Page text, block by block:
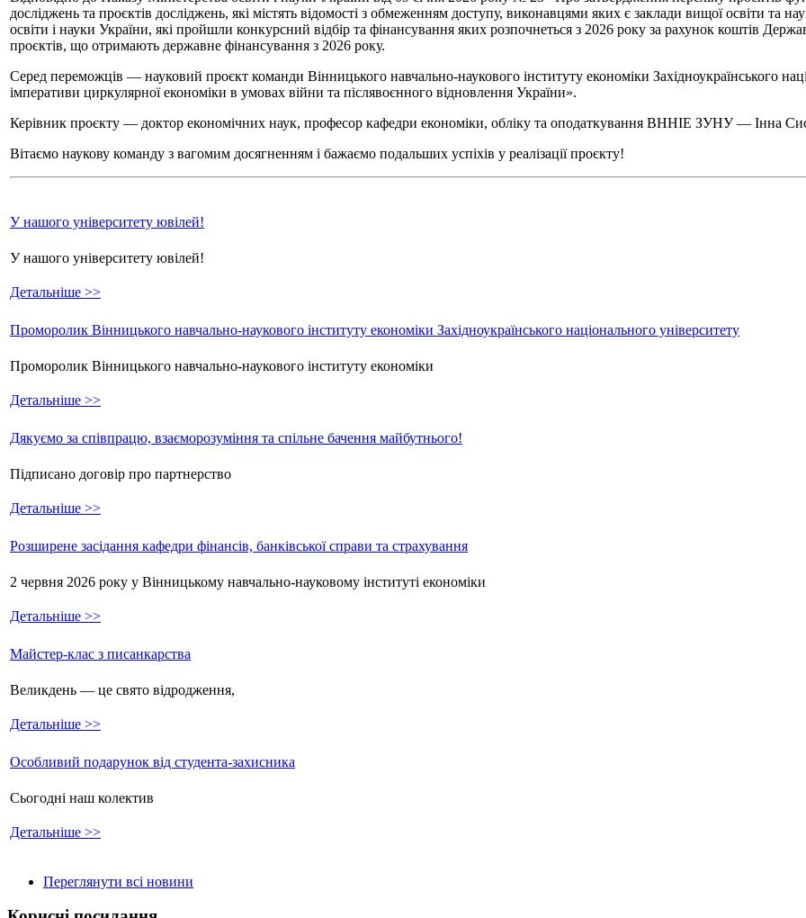
досліджень та проєктів досліджень, які містять відомості з обмеженням доступу, виконавцями яких є заклади вищої освіти та
освіти і науки України, які пройшли конкурсний відбір та фінансування яких розпочнеться з 2026 року за рахунок коштів
проєктів, що отримають державне фінансування з 2026 року.
Серед переможців — науковий проєкт команди Вінницького навчально-наукового інституту економіки Західноукраїнського
імперативи циркулярної економіки в умовах війни та післявоєнного відновлення України».
Керівник проєкту — доктор економічних наук, професор кафедри економіки, обліку та оподаткування ВННІЕ ЗУНУ — Інна
Вітаємо наукову команду з вагомим досягненням і бажаємо подальших успіхів у реалізації проєкту!
У нашого університету ювілей!
У нашого університету ювілей!
Детальніше >>
Проморолик Вінницького навчально-наукового інституту економіки Західноукраїнського національного університету
Проморолик Вінницького навчально-наукового інституту економіки
Детальніше >>
Дякуємо за співпрацю, взаєморозуміння та спільне бачення майбутнього!
Підписано договір про партнерство
Детальніше >>
Розширене засідання кафедри фінансів, банківської справи та страхування
2 червня 2026 року у Вінницькому навчально-науковому інституті економіки
Детальніше >>
Майстер-клас з писанкарства
Великдень — це свято відродження,
Детальніше >>
Особливий подарунок від студента-захисника
Сьогодні наш колектив
Детальніше >>
Переглянути всі новини